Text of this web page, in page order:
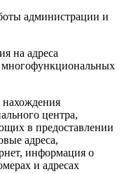
администрации и
на адреса
центра,
в предоставлении
адреса,
информация о
и адресах